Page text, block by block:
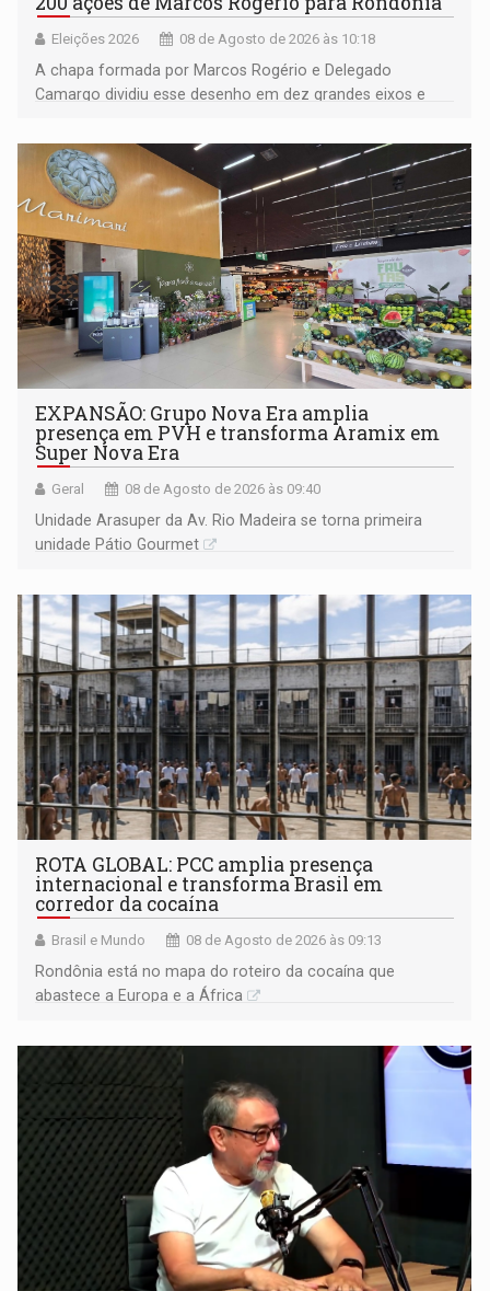
Eleições 2026 08 de Agosto de 2026 às 10:18
A chapa formada por Marcos Rogério e Delegado
Camargo dividiu esse desenho em dez grandes eixos e
EXPANSÃO: Grupo Nova Era amplia
presença em PVH e transforma Aramix em
Super Nova Era
Geral 08 de Agosto de 2026 às 09:40
Unidade Arasuper da Av. Rio Madeira se torna primeira
unidade Pátio Gourmet
ROTA GLOBAL: PCC amplia presença
internacional e transforma Brasil em
corredor da cocaína
Brasil e Mundo 08 de Agosto de 2026 às 09:13
Rondônia está no mapa do roteiro da cocaína que
abastece a Europa e a África